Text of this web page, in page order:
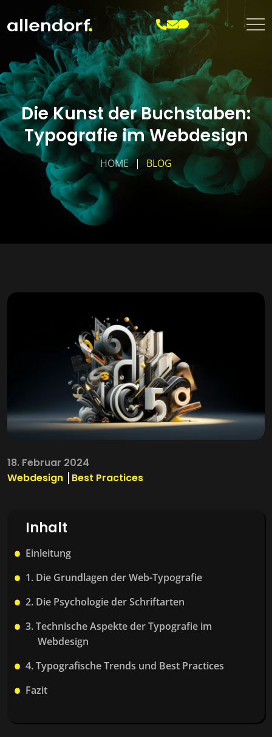
Die Kunst der Buchstaben:
Typografie im Webdesign
HOME BLOG
18. Februar 2024
Webdesign
Best Practices
Inhalt
Einleitung
1. Die Grundlagen der Web-Typografie
2. Die Psychologie der Schriftarten
3. Technische Aspekte der Typografie im
Webdesign
4. Typografische Trends und Best Practices
Fazit